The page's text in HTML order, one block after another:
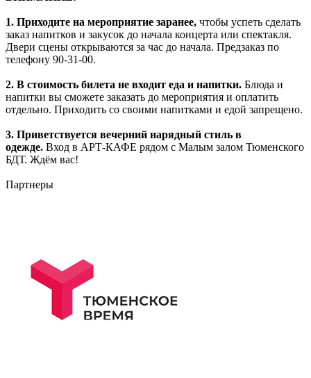
1. Приходите на мероприятие заранее, чтобы успеть сделать
заказ напитков и закусок до начала концерта или спектакля.
Двери сцены открываются за час до начала. Предзаказ по
телефону 90-31-00.
2. В стоимость билета не входит еда и напитки. Блюда и
напитки вы сможете заказать до мероприятия и оплатить
отдельно. Приходить со своими напитками и едой запрещено.
3. Приветствуется вечерний нарядный стиль в
одежде. Вход в АРТ-КАФЕ рядом с Малым залом Тюменского
БДТ. Ждём вас!
Партнеры